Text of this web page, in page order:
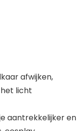
afwijken,
licht
aantrekkelijker en